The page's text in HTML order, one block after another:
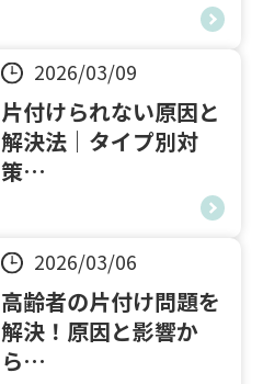
2026/03/09
片付けられない原因と
解決法｜タイプ別対
策…
2026/03/06
高齢者の片付け問題を
解決！原因と影響か
ら…